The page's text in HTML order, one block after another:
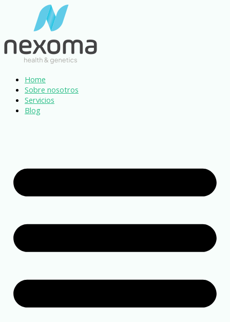
contenido
Home
Sobre nosotros
Servicios
Blog